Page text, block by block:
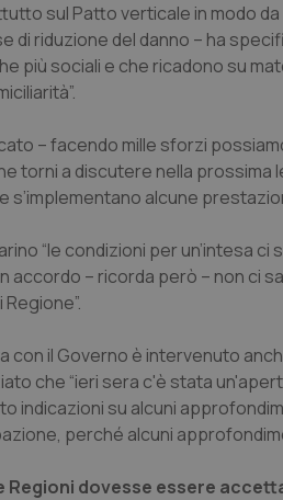
sul Patto verticale in modo
di riduzione del danno – ha
più sociali e che ricadono su
– facendo mille sforzi
torni a discutere nella prossima
s’implementano alcune
“le condizioni per un’intesa
accordo – ricorda però – non ci
con il Governo è intervenuto
che “ieri sera c'è stata
indicazioni su alcuni
perché alcuni
Regioni dovesse essere